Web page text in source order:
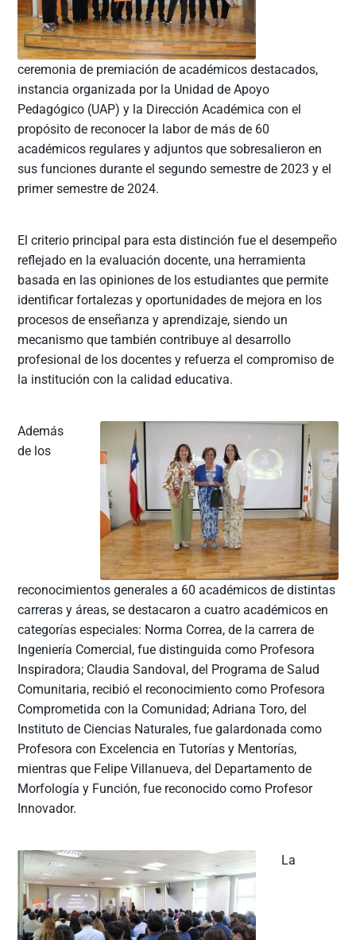
ceremonia de premiación de académicos destacados,
instancia organizada por la Unidad de Apoyo
Pedagógico (UAP) y la Dirección Académica con el
propósito de reconocer la labor de más de 60
académicos regulares y adjuntos que sobresalieron en
sus funciones durante el segundo semestre de 2023 y el
primer semestre de 2024.
El criterio principal para esta distinción fue el desempeño
reflejado en la evaluación docente, una herramienta
basada en las opiniones de los estudiantes que permite
identificar fortalezas y oportunidades de mejora en los
procesos de enseñanza y aprendizaje, siendo un
mecanismo que también contribuye al desarrollo
profesional de los docentes y refuerza el compromiso de
la institución con la calidad educativa.
Además
de los
reconocimientos generales a 60 académicos de distintas
carreras y áreas, se destacaron a cuatro académicos en
categorías especiales: Norma Correa, de la carrera de
Ingeniería Comercial, fue distinguida como Profesora
Inspiradora; Claudia Sandoval, del Programa de Salud
Comunitaria, recibió el reconocimiento como Profesora
Comprometida con la Comunidad; Adriana Toro, del
Instituto de Ciencias Naturales, fue galardonada como
Profesora con Excelencia en Tutorías y Mentorías,
mientras que Felipe Villanueva, del Departamento de
Morfología y Función, fue reconocido como Profesor
Innovador.
La